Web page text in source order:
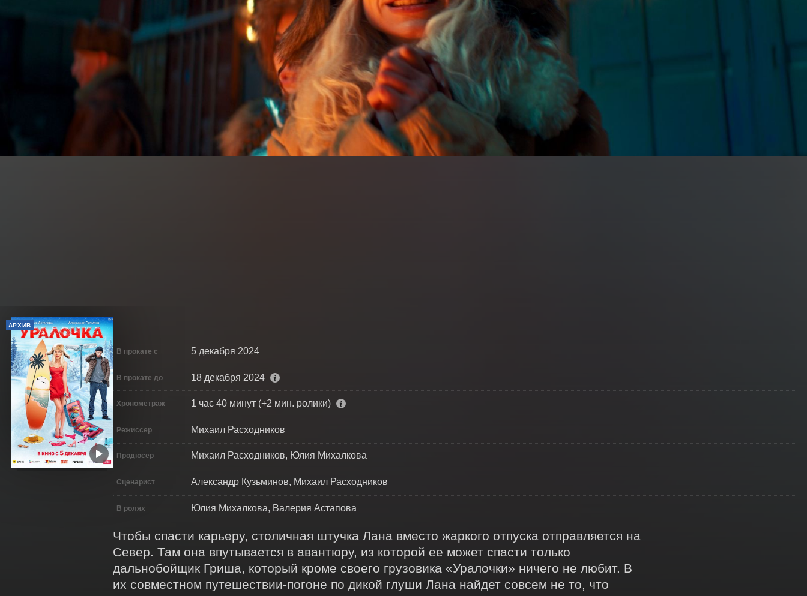
АРХИВ
В прокате с 5 декабря 2024
В прокате до 18 декабря 2024
Хронометраж 1 час 40 минут (+2 мин. ролики)
Режиссер Михаил Расходников
Продюсер Михаил Расходников, Юлия Михалкова
Сценарист Александр Кузьминов, Михаил Расходников
В ролях Юлия Михалкова, Валерия Астапова
Чтобы спасти карьеру, столичная штучка Лана вместо жаркого отпуска отправляется на
Север. Там она впутывается в авантюру, из которой ее может спасти только
дальнобойщик Гриша, который кроме своего грузовика «Уралочки» ничего не любит. В
их совместном путешествии-погоне по дикой глуши Лана найдет совсем не то, что